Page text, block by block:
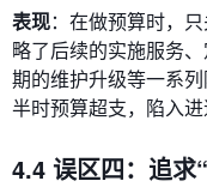
表现：在做预算时，
略了后续的实施服务
期的维护升级等一系
半时预算超支，陷入进
4.4 误区四：追求